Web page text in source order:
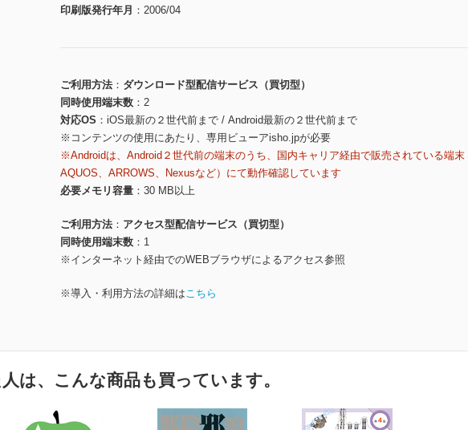
印刷版発行年月
2006/04
ご利用方法
ダウンロード型配信サービス（買切型）
同時使用端末数
2
対応OS
iOS最新の２世代前まで / Android最新の２世代前まで
※コンテンツの使用にあたり、専用ビューアisho.jpが必要
※Androidは、Android２世代前の端末のうち、国内キャリア経由で販売されている端末
AQUOS、ARROWS、Nexusなど）にて動作確認しています
必要メモリ容量
30 MB以上
ご利用方法
アクセス型配信サービス（買切型）
同時使用端末数
1
※インターネット経由でのWEBブラウザによるアクセス参照
※導入・利用方法の詳細はこちら
は、こんな商品も買っています。